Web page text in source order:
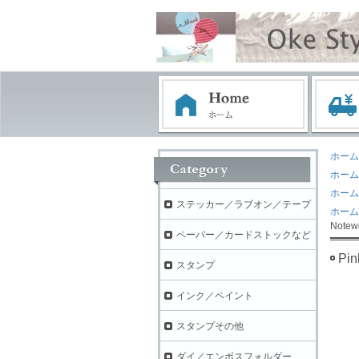
ホーム
ホーム
ホーム
ホーム
ステッカー／ラブオン／テープ
ペーパー／カードストックなど
スタンプ
インク／ペイント
スタンプその他
ダイ／エンボスフォルダー